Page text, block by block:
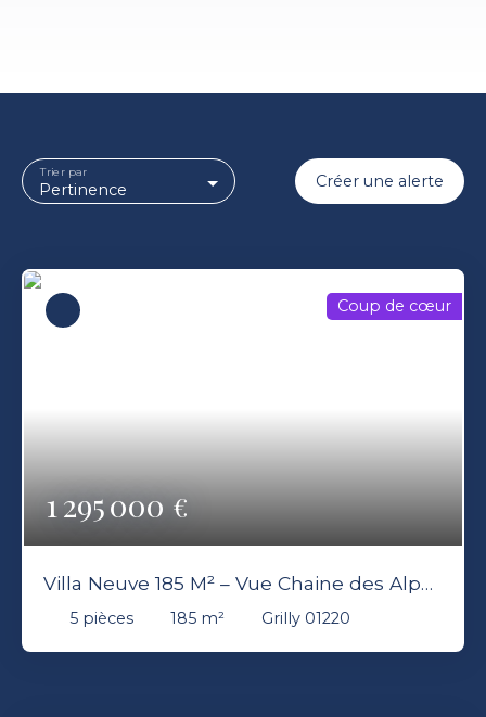
Pertinence
Trier par Créer une alerte
1 295 000€
Coup de cœur
Villa Neuve 185 M² – Vue Chaine des Alpes
– 4 Chambres – Jardin & Terrasse –
5 pièces 185 m² Grilly 01220